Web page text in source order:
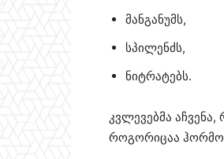
მანგანუმს,
სპილენძს,
ნიტრატებს.
კვლევებმა
როგორიცაა